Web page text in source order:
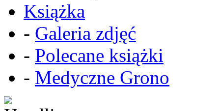
Książka
- Galeria zdjęć
- Polecane książki
- Medyczne Grono